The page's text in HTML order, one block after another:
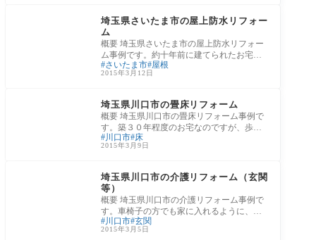
埼玉県さいたま市の屋上防水リフォー
ム
概要 埼玉県さいたま市の屋上防水リフォー
ム事例です。約十年前に建てられたお宅の
だったのですが、経年劣化がみられた為、
リフ
さいたま市 屋根
2015年3月12日
埼玉県川口市の畳床リフォーム
概要 埼玉県川口市の畳床リフォーム事例で
す。築３０年程度のお宅なのですが、歩く
と畳の下がぶかぶかとするようになり、リ
フォ
川口市 床
2015年3月9日
埼玉県川口市の介護リフォーム（玄関
等）
概要 埼玉県川口市の介護リフォーム事例で
す。車椅子の方でも家に入れるように、門
から玄関までの段差の少ない階段を設置
し、玄
川口市 玄関
2015年3月5日